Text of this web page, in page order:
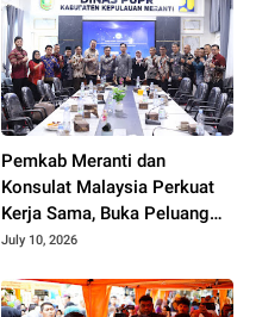
Pemkab Meranti dan
Konsulat Malaysia Perkuat
Kerja Sama, Buka Peluang
Kerja, Beasiswa, hingga
July 10, 2026